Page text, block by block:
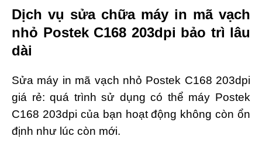
Dịch vụ sửa chữa máy in mã vạch
nhỏ Postek C168 203dpi bảo trì lâu
dài
Sửa máy in mã vạch nhỏ Postek C168 203dpi
giá rẻ: quá trình sử dụng có thể máy Postek
C168 203dpi của bạn hoạt động không còn ổn
định như lúc còn mới.